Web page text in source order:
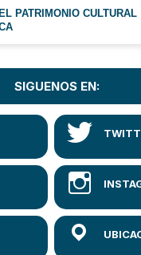
PATRIMONIO CULTURAL
SIGUENOS EN: